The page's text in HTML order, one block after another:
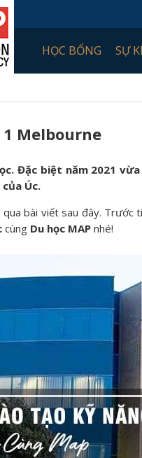
HỌC BỔNG SỰ
Melbourne
Đặc biệt năm 2021
Úc.
bài viết sau đây. Trước
cùng Du học MAP nhé!